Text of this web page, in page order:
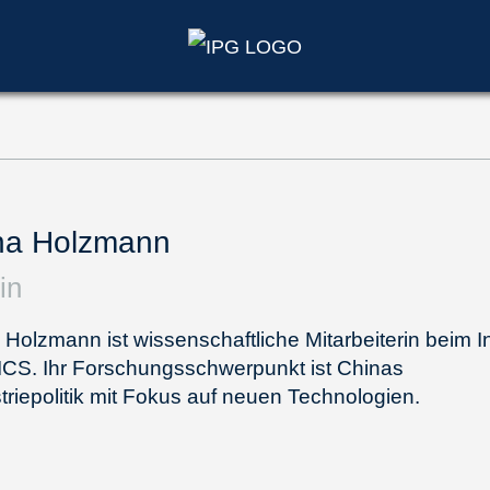
Holzmann
ist wissenschaftliche Mitarbeiterin beim
Ihr Forschungsschwerpunkt ist Chinas
mit Fokus auf neuen Technologien.